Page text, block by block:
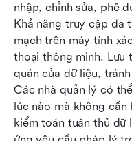
nhập, chỉnh sửa, phê
Khả năng truy cập đa
mạch trên máy tính
thoại thông minh. Lưu
quán của dữ liệu,
Các nhà quản lý có
lúc nào mà không
kiểm toán tuân thủ dữ